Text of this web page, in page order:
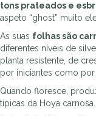
'
Nova
Ghost'
tons prateados e
aspeto “ghost” muito
As suas folhas são
diferentes níveis de
planta resistente, de
por iniciantes como
Quando floresce,
típicas da Hoya carnosa.